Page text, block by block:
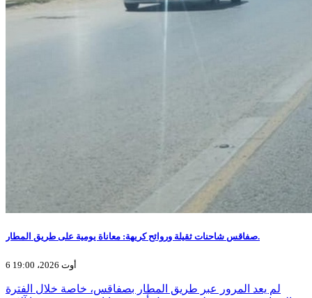
صفاقس شاحنات ثقيلة وروائح كريهة: معاناة يومية على طريق المطار.
6 أوت 2026، 19:00
لم يعد المرور عبر طريق المطار بصفاقس، خاصة خلال الفترة